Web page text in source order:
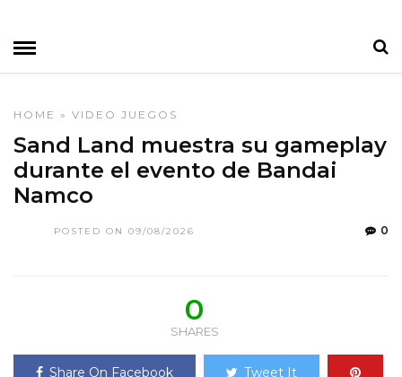
HOME » VIDEO JUEGOS
Sand Land muestra su gameplay
durante el evento de Bandai
Namco
POSTED ON 09/08/2026 0
0
SHARES
Share On Facebook Tweet It